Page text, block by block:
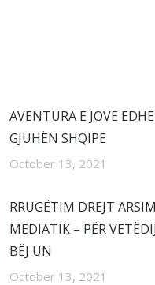
AVENTURA E JOVE
GJUHËN SHQIPE
October 13, 2021
RRUGËTIM DREJT
MEDIATIK – PËR
BËJ UN
October 13, 2021